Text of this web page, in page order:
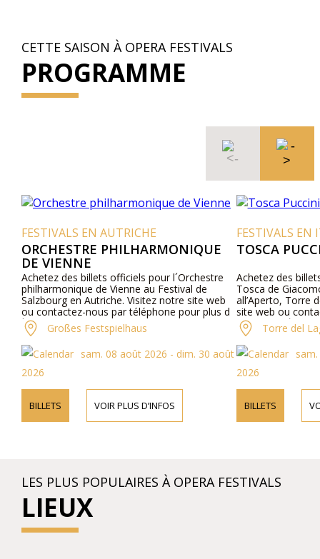
CETTE SAISON À OPERA FESTIVALS
PROGRAMME
FESTIVALS EN AUTRICHE
ORCHESTRE PHILHARMONIQUE
DE VIENNE
Achetez des billets officiels pour l´Orchestre
philharmonique de Vienne au Festival de
Salzbourg en Autriche. Visitez notre site web
ou contactez-nous par téléphone pour plus d
´informations sur les interprètes, le
programme et les prix des billets.
Großes Festspielhaus
sam. 08 août 2026 - dim. 30 août
2026
BILLETS VOIR PLUS D’INFOS
FESTIVALS EN
TOSCA
Achetez des
Tosca de
all’Aperto, Torre
site web ou
pour plus
les détails du
billets.
Torre del
2026
BILLETS
LES PLUS POPULAIRES À OPERA FESTIVALS
LIEUX